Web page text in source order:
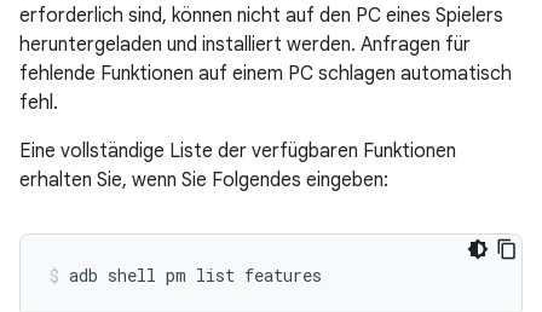
erforderlich sind, können nicht auf den PC eines Spielers
heruntergeladen und installiert werden. Anfragen für
fehlende Funktionen auf einem PC schlagen automatisch
fehl.
Eine vollständige Liste der verfügbaren Funktionen
erhalten Sie, wenn Sie Folgendes eingeben:
adb shell pm list features